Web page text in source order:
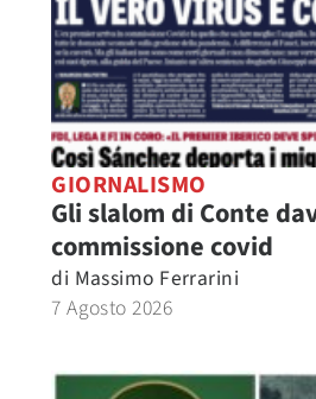
GIORNALISMO
Gli slalom di Conte
commissione covid
di Massimo Ferrarini
7 Agosto 2026